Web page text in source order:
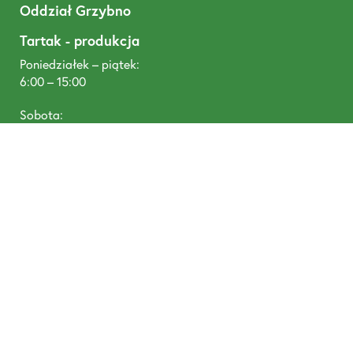
Oddział Grzybno
Tartak - produkcja
Poniedziałek – piątek:
6:00 – 15:00
Sobota: